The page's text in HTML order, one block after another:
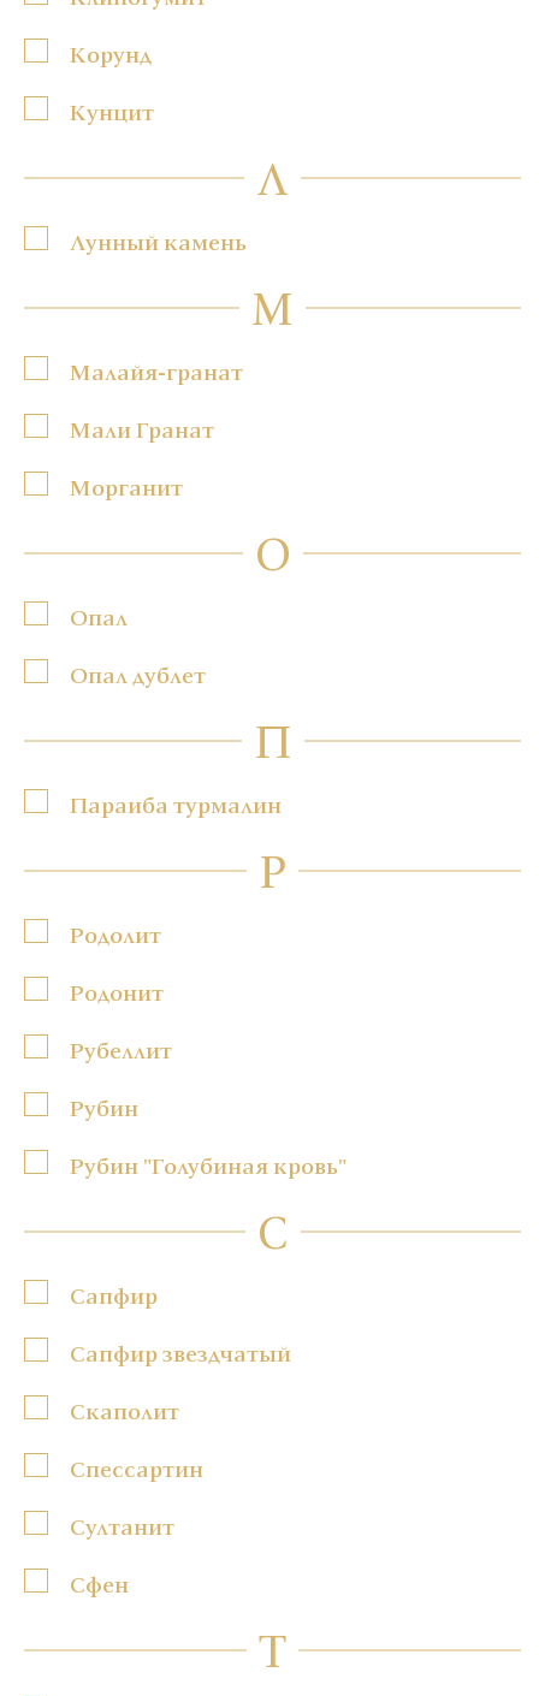
Корунд
Кунцит
Л
Лунный камень
М
Малайя-гранат
Мали Гранат
Морганит
О
Опал
Опал дублет
П
Параиба турмалин
Р
Родолит
Родонит
Рубеллит
Рубин
Рубин "Голубиная кровь"
С
Сапфир
Сапфир звездчатый
Скаполит
Спессартин
Султанит
Сфен
Т